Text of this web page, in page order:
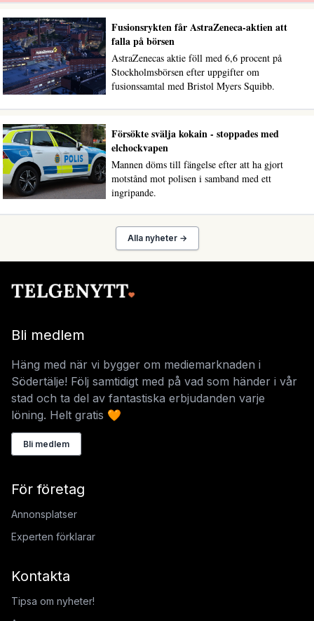
Fusionsrykten får AstraZeneca-aktien att
falla på börsen
AstraZenecas aktie föll med 6,6 procent på
Stockholmsbörsen efter uppgifter om
fusionssamtal med Bristol Myers Squibb.
Försökte svälja kokain - stoppades med
elchockvapen
Mannen döms till fängelse efter att ha gjort
motstånd mot polisen i samband med ett
ingripande.
Alla nyheter →
Bli medlem
Häng med när vi bygger om mediemarknaden i
Södertälje! Följ samtidigt med på vad som händer i vår
stad och ta del av fantastiska erbjudanden varje
löning. Helt gratis 🧡
Bli medlem
För företag
Annonsplatser
Experten förklarar
Kontakta
Tipsa om nyheter!